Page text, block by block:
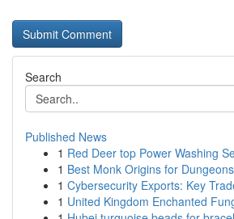
Search
Published News
1 Red Deer top Power Washing
1 Best Monk Origins for
1 Cybersecurity Exports: Key
1 United Kingdom Enchanted